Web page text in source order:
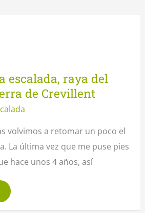
escalada, raya del
de Crevillent
volvimos a retomar un poco el
La última vez que me puse pies
hace unos 4 años, así